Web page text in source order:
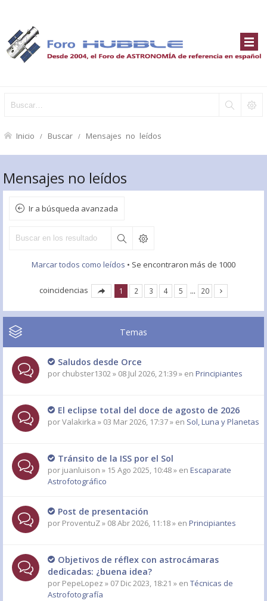
Inicio Buscar Mensajes no leídos
Mensajes no leídos
Ir a búsqueda avanzada
Marcar todos como leídos • Se encontraron más de 1000
coincidencias 1 2 3 4 5 … 20
Temas
Saludos desde Orce
por chubster1302» 08 Jul 2026, 21:39 » en Principiantes
El eclipse total del doce de agosto de 2026
porValakirka » 03 Mar 2026, 17:37 » en Sol, Luna y Planetas
Tránsito de la ISS por el Sol
por juanluison » 15 Ago 2025, 10:48 » en Escaparate
Astrofotográfico
Post de presentación
por ProventuZ» 08 Abr 2026, 11:18 » en Principiantes
Objetivos de réflex con astrocámaras
dedicadas: ¿buena idea?
por PepeLopez » 07 Dic 2023, 18:21 » en Técnicas de
Astrofotografía